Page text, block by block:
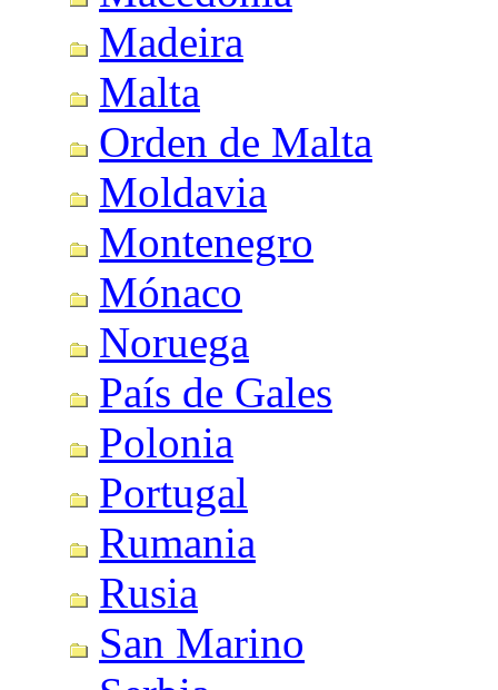
Madeira
Malta
Orden de Malta
Moldavia
Montenegro
Mónaco
Noruega
País de Gales
Polonia
Portugal
Rumania
Rusia
San Marino